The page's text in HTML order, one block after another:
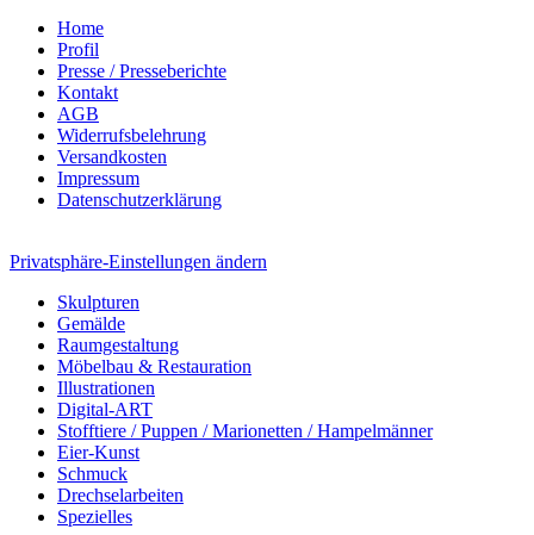
Home
Profil
Presse / Presseberichte
Kontakt
AGB
Widerrufsbelehrung
Versandkosten
Impressum
Datenschutzerklärung
Privatsphäre-Einstellungen ändern
Skulpturen
Gemälde
Raumgestaltung
Möbelbau & Restauration
Illustrationen
Digital-ART
Stofftiere / Puppen / Marionetten / Hampelmänner
Eier-Kunst
Schmuck
Drechselarbeiten
Spezielles